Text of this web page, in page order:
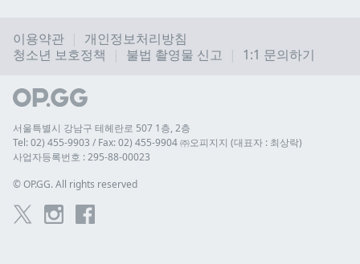
이용약관
개인정보처리방침
청소년 보호정책
불법 촬영물 신고 1:1 문의하기
서울특별시 강남구 테헤란로 507 1층, 2층
Tel: 02) 455-9903 / Fax: 02) 455-9904 ㈜오피지지 (대표자 : 최상락)
사업자등록번호 : 295-88-00023
© OP.GG. All rights reserved